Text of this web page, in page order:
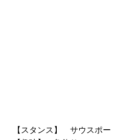
【スタンス】 サウスポー